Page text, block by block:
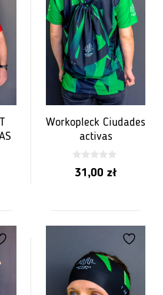
Workopleck Ciudades
activas
0
z31,00 zł